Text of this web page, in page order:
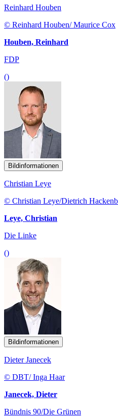
Reinhard Houben
© Reinhard Houben/ Maurice Cox
Houben, Reinhard
FDP
()
Bildinformationen
Christian Leye
© Christian Leye/Dietrich
Leye, Christian
Die Linke
()
Bildinformationen
Dieter Janecek
© DBT/ Inga Haar
Janecek, Dieter
Bündnis 90/Die Grünen